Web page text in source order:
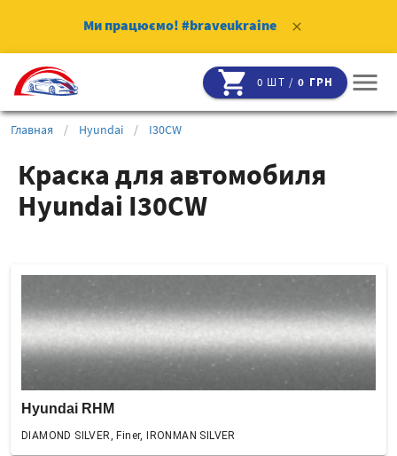
Ми працюємо! #braveukraine clear
shopping_cart 0 ШТ /0 ГРН menu
Главная / Hyundai / I30CW
Краска для автомобиля
Hyundai I30CW
Hyundai RHM
DIAMOND SILVER, Finer, IRONMAN SILVER